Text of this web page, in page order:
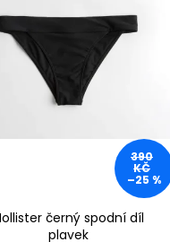
390
KČ
–25 %
černý spodní díl
plavek